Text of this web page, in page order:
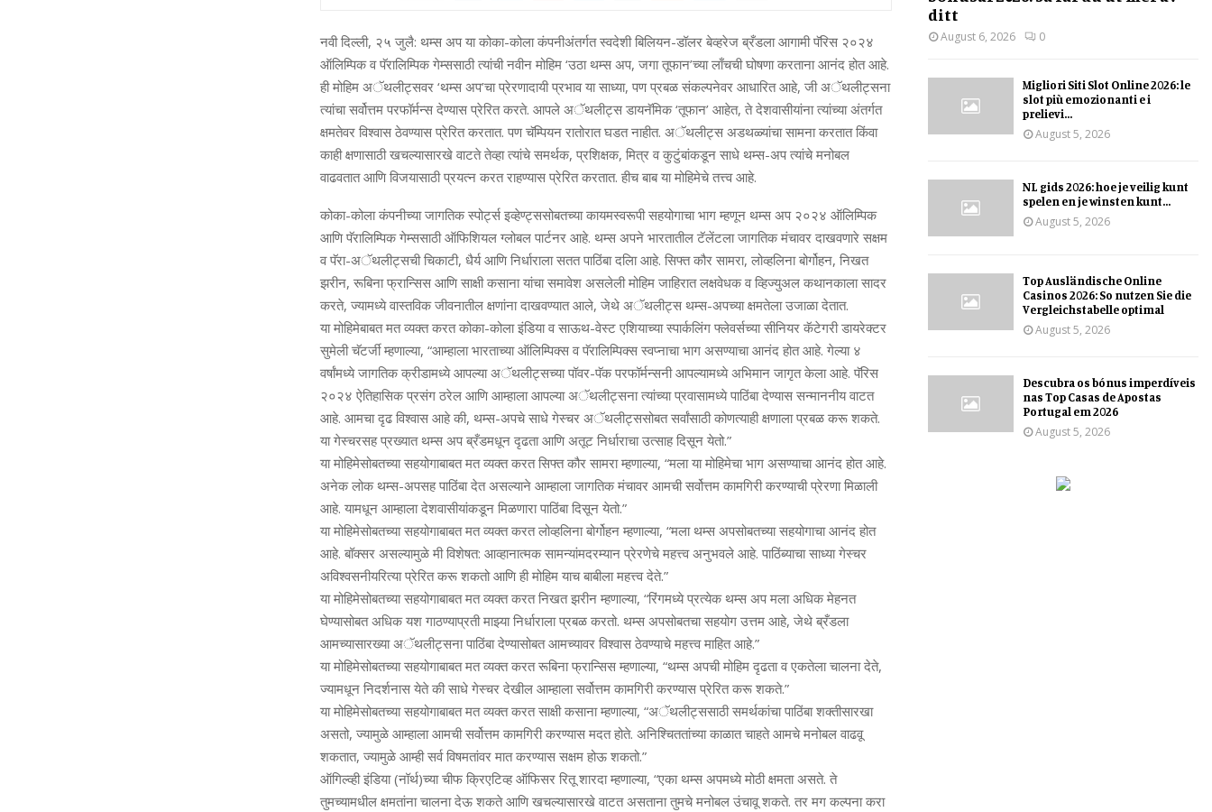
नवी दिल्‍ली, २५ जुलै: थम्‍स अप या कोका-कोला कंपनीअंतर्गत स्‍वदेशी बिलियन-डॉलर बेव्‍हरेज ब्रँडला आगामी पॅरिस २०२४
ऑलिम्पिक व पॅरालिम्पिक गेम्‍ससाठी त्‍यांची नवीन मोहिम ‘उठा थम्‍स अप, जगा तूफान’च्‍या लाँचची घोषणा करताना आनंद होत आहे.
ही मोहिम अॅथलीट्सवर ‘थम्‍स अप’चा प्रेरणादायी प्रभाव या साध्‍या, पण प्रबळ संकल्‍पनेवर आधारित आहे, जी अॅथलीट्सना
त्‍यांचा सर्वोत्तम परफॉर्मन्‍स देण्‍यास प्रेरित करते. आपले अॅथलीट्स डायनॅमिक ‘तूफान’ आहेत, ते देशवासीयांना त्‍यांच्‍या अंतर्गत
क्षमतेवर विश्‍वास ठेवण्‍यास प्रेरित करतात. पण चॅम्पियन रातोरात घडत नाहीत. अॅथलीट्स अडथळ्यांचा सामना करतात किंवा
काही क्षणासाठी खचल्‍यासारखे वाटते तेव्‍हा त्‍यांचे समर्थक, प्रशिक्षक, मित्र व कुटुंबांकडून साधे थम्‍स-अप त्‍यांचे मनोबल
वाढवतात आणि विजयासाठी प्रयत्‍न करत राहण्‍यास प्रेरित करतात. हीच बाब या मोहिमेचे तत्त्व आहे.
कोका-कोला कंपनीच्‍या जागतिक स्‍पोर्ट्स इव्‍हेण्‍ट्ससोबतच्‍या कायमस्‍वरूपी सहयोगाचा भाग म्‍हणून थम्‍स अप २०२४ ऑलिम्पिक
आणि पॅरालिम्पिक गेम्‍ससाठी ऑफिशियल ग्‍लोबल पार्टनर आहे. थम्‍स अपने भारतातील टॅलेंटला जागतिक मंचावर दाखवणारे सक्षम
व पॅरा-अॅथलीट्सची चिकाटी, धैर्य आणि निर्धाराला सतत पाठिंबा दलिा आहे. सिफ्त कौर सामरा, लोव्‍हलिना बोर्गोहन, निखत
झरीन, रूबिना फ्रान्सिस आणि साक्षी कसाना यांचा समावेश असलेली मोहिम जाहिरात लक्षवेधक व व्हिज्‍युअल कथानकाला सादर
करते, ज्‍यामध्‍ये वास्‍तविक जीवनातील क्षणांना दाखवण्‍यात आले, जेथे अॅथलीट्स थम्‍स-अपच्‍या क्षमतेला उजाळा देतात.
या मोहिमेबाबत मत व्‍यक्‍त करत कोका-कोला इंडिया व साऊथ-वेस्‍ट एशियाच्‍या स्‍पार्कलिंग फ्लेवर्सच्‍या सीनियर कॅटेगरी डायरेक्‍टर
सुमेली चॅटर्जी म्‍हणाल्‍या, “आम्‍हाला भारताच्‍या ऑलिम्पिक्‍स व पॅरालिम्पिक्‍स स्‍वप्‍नाचा भाग असण्‍याचा आनंद होत आहे. गेल्‍या ४
वर्षांमध्‍ये जागतिक क्रीडामध्‍ये आपल्‍या अॅथलीट्सच्‍या पॉवर-पॅक परफॉर्मन्‍सनी आपल्‍यामध्‍ये अभिमान जागृत केला आहे. पॅरिस
२०२४ ऐतिहासिक प्रसंग ठरेल आणि आम्‍हाला आपल्‍या अॅथलीट्सना त्‍यांच्‍या प्रवासामध्‍ये पाठिंबा देण्‍यास सन्‍माननीय वाटत
आहे. आमचा दृढ विश्‍वास आहे की, थम्‍स-अपचे साधे गेस्‍चर अॅथलीट्ससोबत सर्वांसाठी कोणत्‍याही क्षणाला प्रबळ करू शकते.
या गेस्‍चरसह प्रख्‍यात थम्‍स अप ब्रँडमधून दृढता आणि अतूट निर्धाराचा उत्‍साह दिसून येतो.”
या मोहिमेसोबतच्‍या सहयोगाबाबत मत व्‍यक्‍त करत सिफ्त कौर सामरा म्‍हणाल्‍या, “मला या मोहिमेचा भाग असण्‍याचा आनंद होत आहे.
अनेक लोक थम्‍स-अपसह पाठिंबा देत असल्‍याने आम्‍हाला जागतिक मंचावर आमची सर्वोत्तम कामगिरी करण्‍याची प्रेरणा मिळाली
आहे. यामधून आम्‍हाला देशवासीयांकडून मिळणारा पाठिंबा दिसून येतो.”
या मोहिमेसोबतच्‍या सहयोगाबाबत मत व्‍यक्‍त करत लोव्‍हलिना बोर्गोहन म्‍हणाल्‍या, “मला थम्‍स अपसोबतच्‍या सहयोगाचा आनंद होत
आहे. बॉक्‍सर असल्‍यामुळे मी विशेषत: आव्‍हानात्‍मक सामन्‍यांमदरम्‍यान प्रेरणेचे महत्त्व अनुभवले आहे. पाठिंब्‍याचा साध्‍या गेस्‍चर
अविश्‍वसनीयरित्‍या प्रेरित करू शकतो आणि ही मोहिम याच बाबीला महत्त्व देते.”
या मोहिमेसोबतच्‍या सहयोगाबाबत मत व्‍यक्‍त करत निखत झरीन म्‍हणाल्‍या, “रिंगमध्‍ये प्रत्‍येक थम्‍स अप मला अधिक मेहनत
घेण्‍यासोबत अधिक यश गाठण्‍याप्रती माझ्या निर्धाराला प्रबळ करतो. थम्‍स अपसोबतचा सहयोग उत्तम आहे, जेथे ब्रँडला
आमच्‍यासारख्‍या अॅथलीट्सना पाठिंबा देण्‍यासोबत आमच्‍यावर विश्‍वास ठेवण्‍याचे महत्त्व माहित आहे.”
या मोहिमेसोबतच्‍या सहयोगाबाबत मत व्‍यक्‍त करत रूबिना फ्रान्सिस म्‍हणाल्‍या, “थम्‍स अपची मोहिम दृढता व एकतेला चालना देते,
ज्‍यामधून निदर्शनास येते की साधे गेस्‍चर देखील आम्‍हाला सर्वोत्तम कामगिरी करण्‍यास प्रेरित करू शकते.”
या मोहिमेसोबतच्‍या सहयोगाबाबत मत व्‍यक्‍त करत साक्षी कसाना म्‍हणाल्‍या, “अॅथलीट्ससाठी समर्थकांचा पाठिंबा शक्‍तीसारखा
असतो, ज्‍यामुळे आम्‍हाला आमची सर्वोत्तम कामगिरी करण्‍यास मदत होते. अनिश्चिततांच्‍या काळात चाहते आमचे मनोबल वाढवू
शकतात, ज्‍यामुळे आम्‍ही सर्व विषमतांवर मात करण्‍यास सक्षम होऊ शकतो.”
ऑगिल्‍व्‍ही इंडिया (नॉर्थ)च्‍या चीफ क्रिएटिव्‍ह ऑफिसर रितू शारदा म्‍हणाल्‍या, “एका थम्‍स अपमध्‍ये मोठी क्षमता असते. ते
तुमच्‍यामधील क्षमतांना चालना देऊ शकते आणि खचल्‍यासारखे वाटत असताना तुमचे मनोबल उंचावू शकते. तर मग कल्‍पना करा
ditt
August 6, 2026 0
Migliori Siti Slot Online 2026: le
slot più emozionanti e i
prelievi...
August 5, 2026
NL gids 2026: hoe je veilig kunt
spelen en je winsten kunt...
August 5, 2026
Top Ausländische Online
Casinos 2026: So nutzen Sie die
Vergleichstabelle optimal
August 5, 2026
Descubra os bónus imperdíveis
nas Top Casas de Apostas
Portugal em 2026
August 5, 2026